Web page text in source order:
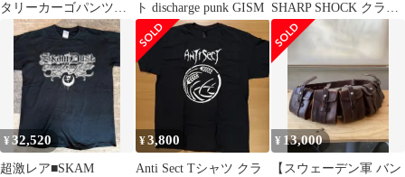
タリーカーゴパンツ
USA BDU スケボー 軍
ト discharge punk GISM SHARP SHOCK クラス
トコア
¥32,520
超激レア■SKAM
¥3,800
Anti Sect Tシャツ クラ
¥ 13,000
【スウェーデン軍 バン